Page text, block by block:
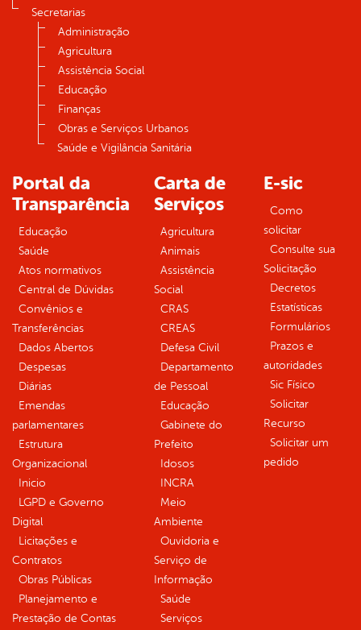
Secretarias
Administração
Agricultura
Assistência Social
Educação
Finanças
Obras e Serviços Urbanos
Saúde e Vigilância Sanitária
Portal da
Transparência
Educação
Saúde
Atos normativos
Central de Dúvidas
Convênios e
Transferências
Dados Abertos
Despesas
Diárias
Emendas
parlamentares
Estrutura
Organizacional
Inicio
LGPD e Governo
Digital
Licitações e
Contratos
Obras Públicas
Planejamento e
Prestação de Contas
Carta de
Serviços
Agricultura
Animais
Assistência
Social
CRAS
CREAS
Defesa Civil
Departamento
de Pessoal
Educação
Gabinete do
Prefeito
Idosos
INCRA
Meio
Ambiente
Ouvidoria e
Serviço de
Informação
Saúde
Serviços
E-sic
Como
solicitar
Consulte sua
Solicitação
Decretos
Estatísticas
Formulários
Prazos e
autoridades
Sic Físico
Solicitar
Recurso
Solicitar um
pedido